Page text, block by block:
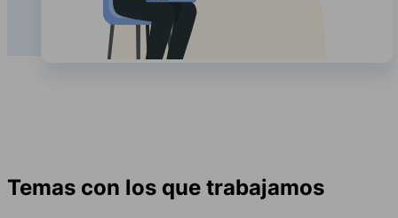
Temas con los que trabajamos